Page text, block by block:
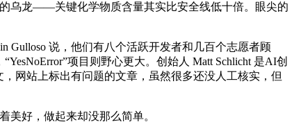
乌龙——关键化学物质含量其实比安全线低十倍。眼尖的
说，他们有八个活跃开发者和几百个志愿者顾
项目则野心更大。创始人 Matt Schlicht 是AI创
网站上标出有问题的文章，虽然很多还没人工核实，但
好，做起来却没那么简单。